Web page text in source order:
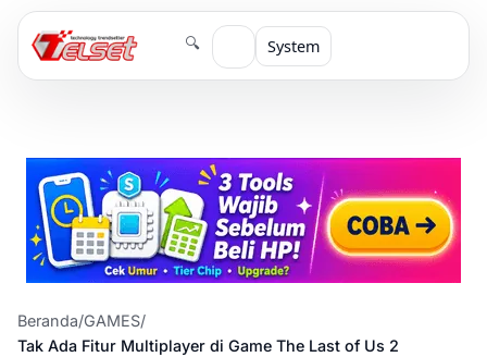
🔍 System
Beranda/GAMES/
Tak Ada Fitur Multiplayer di Game The Last of Us 2